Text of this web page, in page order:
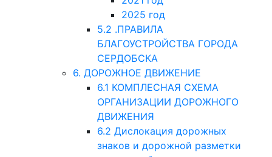
2025 год
5.2 .ПРАВИЛА
БЛАГОУСТРОЙСТВА ГОРОДА
СЕРДОБСКА
6. ДОРОЖНОЕ ДВИЖЕНИЕ
6.1 КОМПЛЕСНАЯ СХЕМА
ОРГАНИЗАЦИИ ДОРОЖНОГО
ДВИЖЕНИЯ
6.2 Дислокация дорожных
знаков и дорожной разметки